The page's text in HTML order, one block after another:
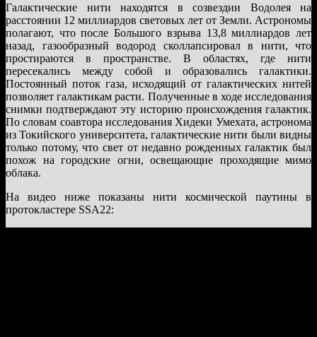
Галактические нити находятся в созвездии Водолея на
расстоянии 12 миллиардов световых лет от Земли. Астрономы
полагают, что после Большого взрыва 13,8 миллиардов лет
назад, газообразный водород сколлапсировал в нити, что
простираются в пространстве. В областях, где нити
пересекались между собой и образовались галактики.
Постоянный поток газа, исходящий от галактических нитей
позволяет галактикам расти. Полученные в ходе исследования
снимки подтверждают эту историю происхождения галактик.
По словам соавтора исследования Хидеки Умехата, астронома
из Токийского университета, галактические нити были видны
только потому, что свет от недавно рожденных галактик был
похож на городские огни, освещающие проходящие мимо
облака.
На видео ниже показаны нити космической паутины в
протокластере SSA22: